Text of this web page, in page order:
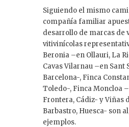
Siguiendo el mismo
compañía familiar
desarrollo de marcas de
vitivinícolas
Beronia –en Ollauri, La
Cavas Vilarnau –en Sant
Barcelona-, Finca
Toledo-, Finca Moncloa
Frontera, Cádiz- y Viñas
Barbastro, Huesca- son
ejemplos.